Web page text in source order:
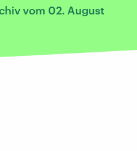
vom 02. August